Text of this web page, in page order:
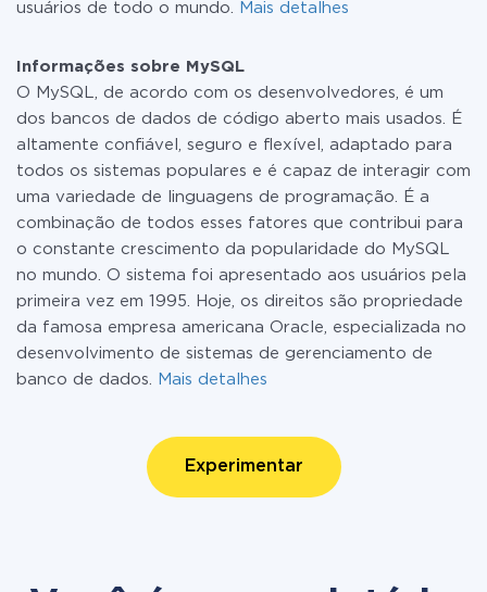
usuários de todo o mundo.
Mais detalhes
Informações sobre MySQL
O MySQL, de acordo com os desenvolvedores, é um
dos bancos de dados de código aberto mais usados. É
altamente confiável, seguro e flexível, adaptado para
todos os sistemas populares e é capaz de interagir com
uma variedade de linguagens de programação. É a
combinação de todos esses fatores que contribui para
o constante crescimento da popularidade do MySQL
no mundo. O sistema foi apresentado aos usuários pela
primeira vez em 1995. Hoje, os direitos são propriedade
da famosa empresa americana Oracle, especializada no
desenvolvimento de sistemas de gerenciamento de
banco de dados.
Mais detalhes
Experimentar